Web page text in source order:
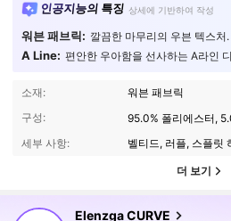
인공지능의 특징 상세에 기반하여 작성
워븐 패브릭: 깔끔한 마무리의 우븐 텍스처.
A Line: 편안한 우아함을 선사하는 A라인
소재:
워븐 패브릭
구성:
95.0% 폴리에스터,
세부 사항:
벨티드, 러플, 스플릿
더 보기
Elenzga CURVE